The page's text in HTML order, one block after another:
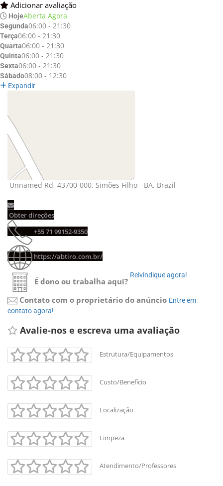
Adicionar avaliação
HojeAberta Agora
Segunda06:00 - 21:30
Terça06:00 - 21:30
Quarta06:00 - 21:30
Quinta06:00 - 21:30
Sexta06:00 - 21:30
Sábado08:00 - 12:30
Expandir
Unnamed Rd, 43700-000, Simões Filho - BA, Brazil
Obter direções
+55 71 99152-9350
https://abtiro.com.br/
É dono ou trabalha aqui?
Reivindique agora!
Contato com o proprietário do anúncio Entre em
contato agora!
Avalie-nos e escreva uma avaliação
Estrutura/Equipamentos
Custo/Benefício
Localização
Limpeza
Atendimento/Professores